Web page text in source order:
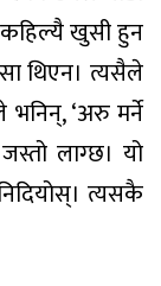
कहिल्यै खुसी हुन
थिएन। त्यसैले
‘अरु मर्ने
लाग्छ। यो
त्यसकै